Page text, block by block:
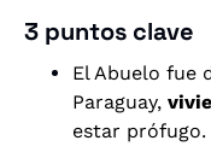
3 puntos clave
El Abuelo fue
Paraguay,
estar prófugo.